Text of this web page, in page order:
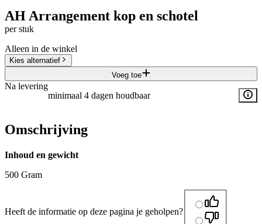
AH Arrangement kop en schotel
per stuk
Alleen in de winkel
Kies alternatief
Voeg toe
Na levering
minimaal 4 dagen houdbaar
Omschrijving
Inhoud en gewicht
500 Gram
Heeft de informatie op deze pagina je geholpen?